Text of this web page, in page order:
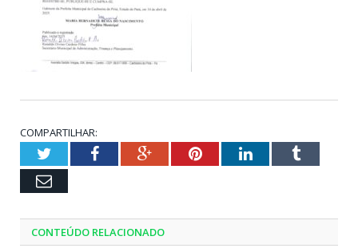
COMPARTILHAR:
TwitterFacebookGoogle+PinterestLinkedInTumblr
Email
CONTEÚDO RELACIONADO